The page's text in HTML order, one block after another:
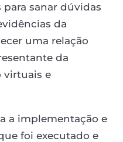
para sanar dúvidas
da
uma relação
da
virtuais e
a implementação e
foi executado e